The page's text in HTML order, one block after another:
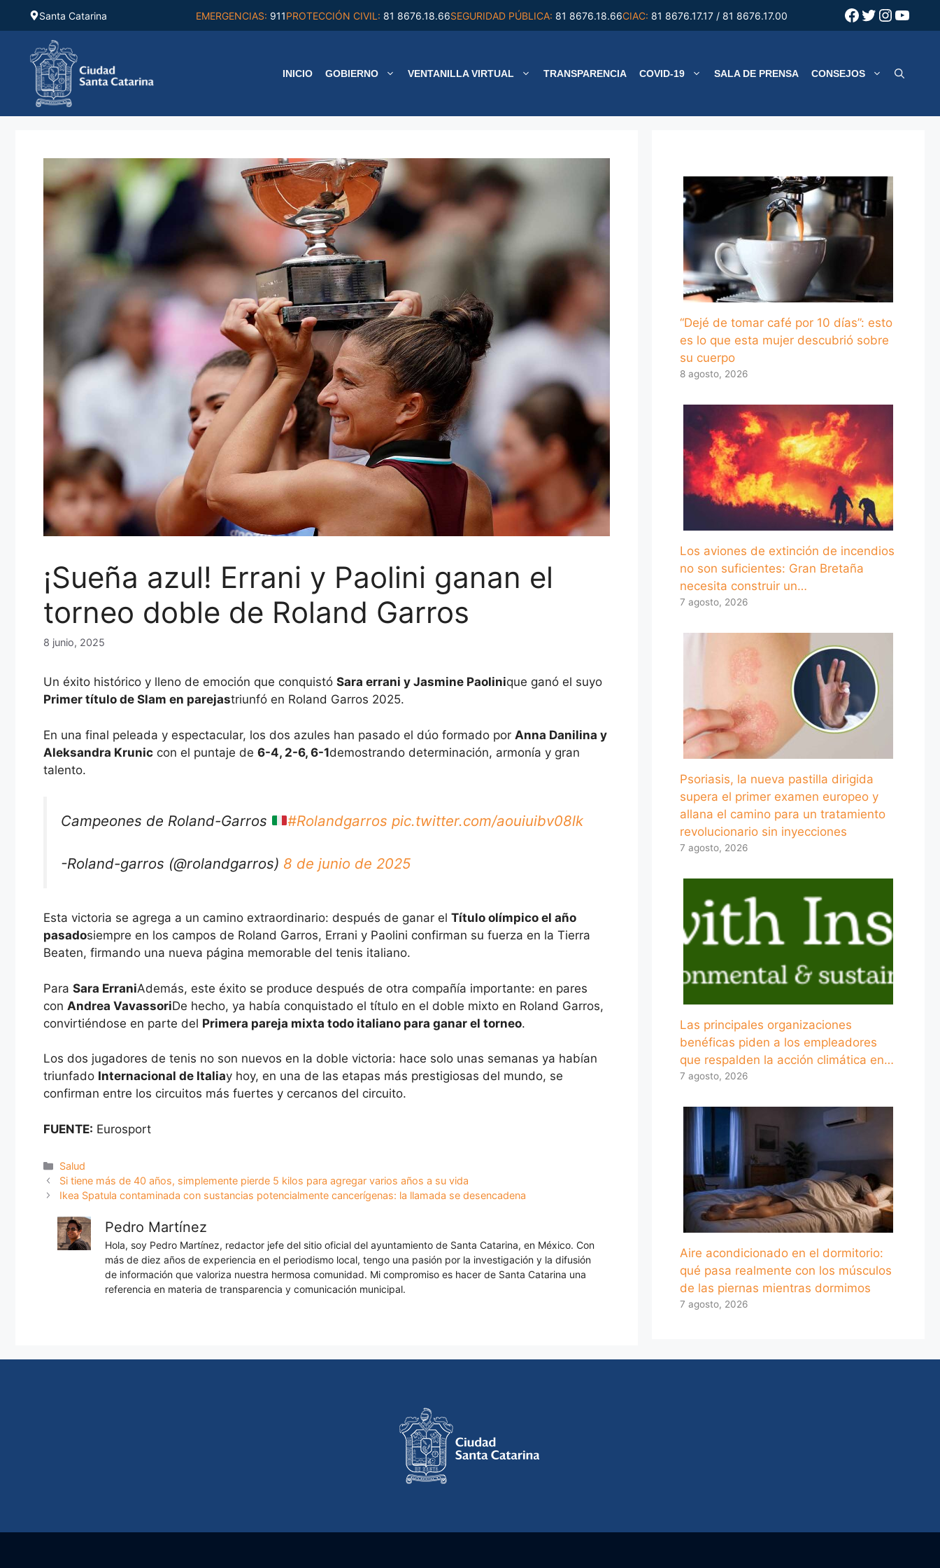
Saltar
contenido
Santa Catarina EMERGENCIAS: 911PROTECCIÓN CIVIL: 81 8676.18.66SEGURIDAD PÚBLICA: 81 8676.18.66CIAC: 81 8676.17.17 / 81 8676.17.00 Facebook
Twitter
INICIO GOBIERNO VENTANILLA VIRTUAL TRANSPARENCIA COVID-19 SALA DE PRENSA CONSEJOS
¡Sueña azul! Errani y Paolini ganan el
torneo doble de Roland Garros
8 junio, 2025
Un éxito histórico y lleno de emoción que conquistó Sara errani y Jasmine Paolinique ganó el suyo
Primer título de Slam en parejastriunfó en Roland Garros 2025.
En una final peleada y espectacular, los dos azules han pasado el dúo formado por Anna Danilina y
Aleksandra Krunic con el puntaje de 6-4, 2-6, 6-1demostrando determinación, armonía y gran
talento.
Campeones de Roland-Garros #Rolandgarros pic.twitter.com/aouiuibv08lk
-Roland-garros (@rolandgarros) 8 de junio de 2025
Esta victoria se agrega a un camino extraordinario: después de ganar el Título olímpico el año
pasadosiempre en los campos de Roland Garros, Errani y Paolini confirman su fuerza en la Tierra
Beaten, firmando una nueva página memorable del tenis italiano.
Para Sara ErraniAdemás, este éxito se produce después de otra compañía importante: en pares
con Andrea VavassoriDe hecho, ya había conquistado el título en el doble mixto en Roland Garros,
convirtiéndose en parte del Primera pareja mixta todo italiano para ganar el torneo.
Los dos jugadores de tenis no son nuevos en la doble victoria: hace solo unas semanas ya habían
triunfado Internacional de Italiay hoy, en una de las etapas más prestigiosas del mundo, se
confirman entre los circuitos más fuertes y cercanos del circuito.
FUENTE: Eurosport
Categorías
Salud
Si tiene más de 40 años, simplemente pierde 5 kilos para agregar varios años a su vida
Ikea Spatula contaminada con sustancias potencialmente cancerígenas: la llamada se desencadena
Pedro Martínez
Hola, soy Pedro Martínez, redactor jefe del sitio oficial del ayuntamiento de Santa Catarina, en México. Con
más de diez años de experiencia en el periodismo local, tengo una pasión por la investigación y la difusión
de información que valoriza nuestra hermosa comunidad. Mi compromiso es hacer de Santa Catarina una
referencia en materia de transparencia y comunicación municipal.
“Dejé de tomar café por 10 días”: esto
es lo que esta mujer descubrió sobre
su cuerpo
8 agosto, 2026
Los aviones de extinción de incendios
no son suficientes: Gran Bretaña
necesita construir un…
7 agosto, 2026
Psoriasis, la nueva pastilla dirigida
supera el primer examen europeo y
allana el camino para un tratamiento
revolucionario sin inyecciones
7 agosto, 2026
Las principales organizaciones
benéficas piden a los empleadores
que respalden la acción climática en…
7 agosto, 2026
Aire acondicionado en el dormitorio:
qué pasa realmente con los músculos
de las piernas mientras dormimos
7 agosto, 2026